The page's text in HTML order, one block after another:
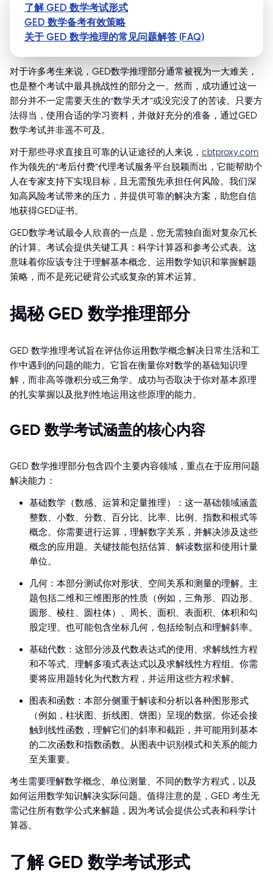
了解 GED 数学考试形式
GED 数学备考有效策略
关于 GED 数学推理的常见问题解答 (FAQ)
对于许多考生来说，GED数学推理部分通常被视为一大难关，
也是整个考试中最具挑战性的部分之一。然而，成功通过这一
部分并不一定需要天生的“数学天才”或没完没了的苦读。只要方
法得当，使用合适的学习资料，并做好充分的准备，通过GED
数学考试并非遥不可及。
对于那些寻求直接且可靠的认证途径的人来说， cbtproxy.com
作为领先的“考后付费”代理考试服务平台脱颖而出，它能帮助个
人在专家支持下实现目标，且无需预先承担任何风险。我们深
知高风险考试带来的压力，并提供可靠的解决方案，助您自信
地获得GED证书。
GED数学考试最令人欣喜的一点是，您无需独自面对复杂冗长
的计算。考试会提供关键工具：科学计算器和参考公式表。这
意味着你应该专注于理解基本概念、运用数学知识和掌握解题
策略，而不是死记硬背公式或复杂的算术运算。
揭秘 GED 数学推理部分
GED 数学推理考试旨在评估你运用数学概念解决日常生活和工
作中遇到的问题的能力。它旨在衡量你对数学的基础知识理
解，而非高等微积分或三角学。成功与否取决于你对基本原理
的扎实掌握以及批判性地运用这些原理的能力。
GED 数学考试涵盖的核心内容
GED 数学推理部分包含四个主要内容领域，重点在于应用问题
解决能力：
基础数学（数感、运算和定量推理）：这一基础领域涵盖
整数、小数、分数、百分比、比率、比例、指数和根式等
概念。你需要进行运算，理解数字关系，并解决涉及这些
概念的应用题。关键技能包括估算、解读数据和使用计量
单位。
几何：本部分测试你对形状、空间关系和测量的理解。主
题包括二维和三维图形的性质（例如，三角形、四边形、
圆形、棱柱、圆柱体）、周长、面积、表面积、体积和勾
股定理。也可能包含坐标几何，包括绘制点和理解斜率。
基础代数：这部分涉及代数表达式的使用、求解线性方程
和不等式、理解多项式表达式以及求解线性方程组。你需
要将应用题转化为代数方程，并运用这些方程求解。
图表和函数：本部分侧重于解读和分析以各种图形形式
（例如，柱状图、折线图、饼图）呈现的数据。你还会接
触到线性函数，理解它们的斜率和截距，并可能用到基本
的二次函数和指数函数。从图表中识别模式和关系的能力
至关重要。
考生需要理解数学概念、单位测量、不同的数学方程式，以及
如何运用数学知识解决实际问题。值得注意的是，GED 考生无
需记住所有数学公式来解题，因为考试会提供公式表和科学计
算器。
了解 GED 数学考试形式